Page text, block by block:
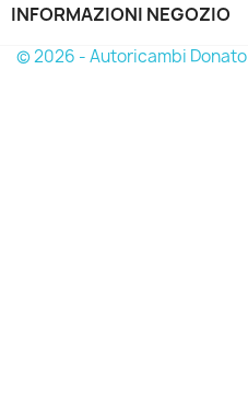
INFORMAZIONI NEGOZIO
© 2026 - Autoricambi Donato